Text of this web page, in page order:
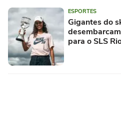
ESPORTES
Gigantes do
para o SLS